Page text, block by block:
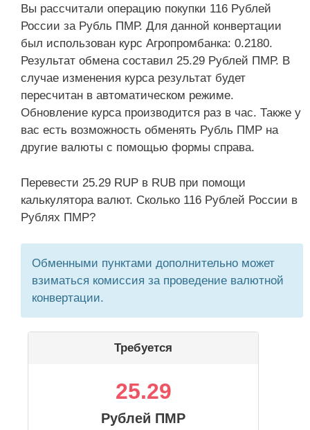
Вы рассчитали операцию покупки 116 Рублей
России за Рубль ПМР. Для данной конвертации
был использован курс Агропромбанка: 0.2180.
Результат обмена составил 25.29 Рублей ПМР. В
случае изменения курса результат будет
пересчитан в автоматическом режиме.
Обновление курса производится раз в час. Также у
вас есть возможность обменять Рубль ПМР на
другие валюты с помощью формы справа.
Перевести 25.29 RUP в RUB при помощи
калькулятора валют. Сколько 116 Рублей России в
Рублях ПМР?
Обменными пунктами дополнительно может
взиматься комиссия за проведение валютной
конвертации.
Требуется
25.29
Рублей ПМР